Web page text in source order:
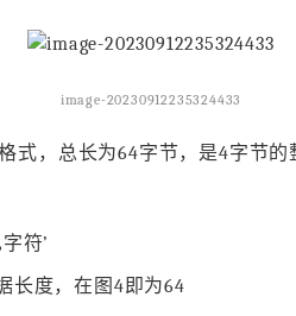
image-20230912235324433
式，总长为64字节，是4字节
符’
长度，在图4即为64